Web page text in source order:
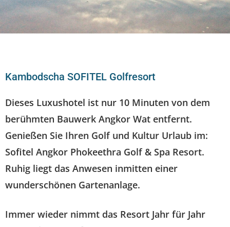
Kambodscha SOFITEL Golfresort
Dieses Luxushotel ist nur 10 Minuten von dem
berühmten Bauwerk Angkor Wat entfernt.
Genießen Sie Ihren Golf und Kultur Urlaub im:
Sofitel Angkor Phokeethra Golf & Spa Resort.
Ruhig liegt das Anwesen inmitten einer
wunderschönen Gartenanlage.
Immer wieder nimmt das Resort Jahr für Jahr